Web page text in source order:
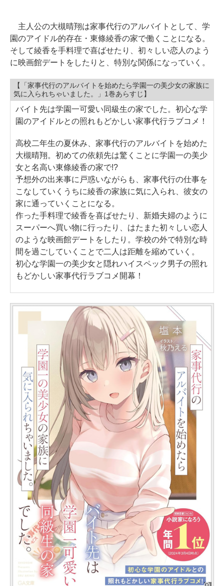
主人公の大槻晴翔は家事代行のアルバイトとして、学
園のアイドル的存在・東條綾香の家で働くことになる。
そして綾香を手料理で喜ばせたり、初々しい恋人のよう
に映画館デートをしたりと、特別な関係になっていく。
【「家事代行のアルバイトを始めたら学園一の美少女の家族に
気に入られちゃいました。」1巻あらすじ】
バイト先は学園一可愛い同級生の家でした。初心な学
園のアイドルとの照れもどかしい家事代行ラブコメ！
高校二年生の夏休み、家事代行のアルバイトを始めた
大槻晴翔。初めての依頼先は驚くことに学園一の美少
女と名高い東條綾香の家で!?
予想外の出来事に戸惑いながらも、家事代行の仕事を
こなしていくうちに綾香の家族に気に入られ、彼女の
家に通っていくことになる。
作った手料理で綾香を喜ばせたり、新婚夫婦のように
スーパーへ買い物に行ったり、はたまた初々しい恋人
のような映画館デートをしたり。学校の外で特別な時
間を過ごしていくことで二人は距離を縮めていく。
初心な学園一の美少女と隠れハイスペック男子の照れ
もどかしい家事代行ラブコメ開幕！